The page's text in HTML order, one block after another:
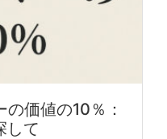
価値の10％：
して